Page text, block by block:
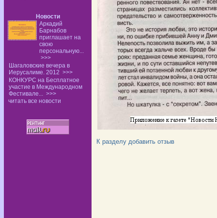
Новости
Аркадий
Барнабов
приглашает на
свою
персональную...
>>>
Шагаловские вечера в
Иерусалиме. 2012 >>>
КОНКУРС на Бесплатное
участие в Международном
Фестивале... >>>
читать все новости
К разделу добавить отзыв